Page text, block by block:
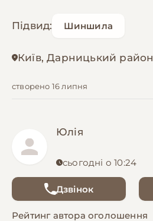
Підвид: Шиншила
Київ, Дарницький район
створено 16 липня
Юлія
сьогодні о 10:24
Дзвінок
Рейтинг автора оголошення